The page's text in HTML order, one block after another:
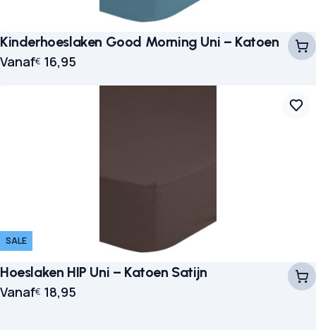
Kinderhoeslaken Good Morning Uni – Katoen
Vanaf€ 16,95
SALE
Hoeslaken HIP Uni – Katoen Satijn
Vanaf€ 18,95